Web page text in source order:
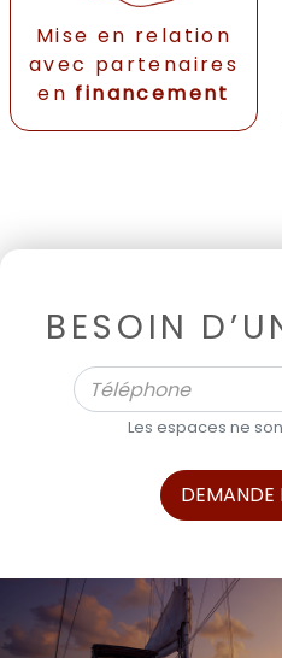
Mise en relation
avec partenaires
en financement
BESOIN
Les espaces ne
DEMANDE